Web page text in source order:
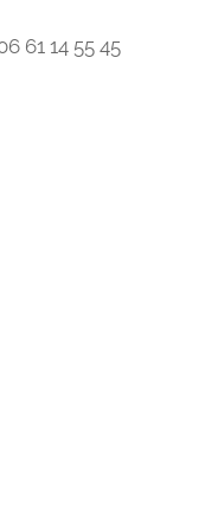
61 14 55 45